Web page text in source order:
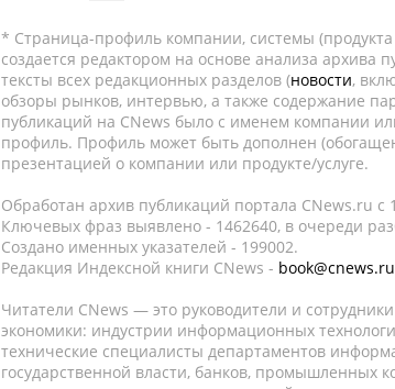
* Страница-профиль компании, системы (продукта
создается редактором на основе анализа архива
тексты всех редакционных разделов (новости,
обзоры рынков, интервью, а также содержание
публикаций на CNews было с именем компании
профиль. Профиль может быть дополнен
презентацией о компании или продукте/услуге.
Обработан архив публикаций портала CNews.ru c
Ключевых фраз выявлено - 1462640, в очереди
Создано именных указателей - 199002.
Редакция Индексной книги CNews - book@cnews.ru
Читатели CNews — это руководители и
экономики: индустрии информационных
технические специалисты департаментов
государственной власти, банков, промышленных